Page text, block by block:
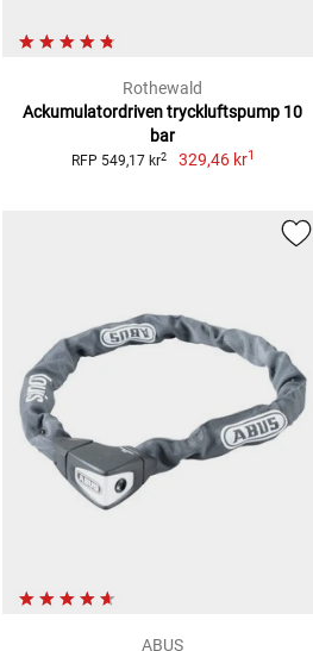
Rothewald
Ackumulatordriven tryckluftspump 10
bar
RFP 549,17 kr2 329,46 kr1
ABUS